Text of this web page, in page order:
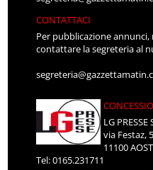
CONTATTACI
Per pubblicazione
contattare la segreteria al
LG PRESSE
via Festaz,
11100
Tel: 0165.231711